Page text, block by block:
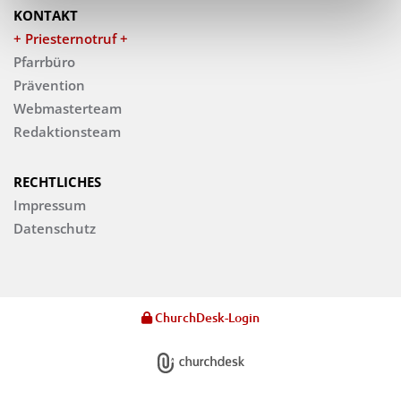
KONTAKT
+ Priesternotruf +
Pfarrbüro
Prävention
Webmasterteam
Redaktionsteam
RECHTLICHES
Impressum
Datenschutz
ChurchDesk-Login